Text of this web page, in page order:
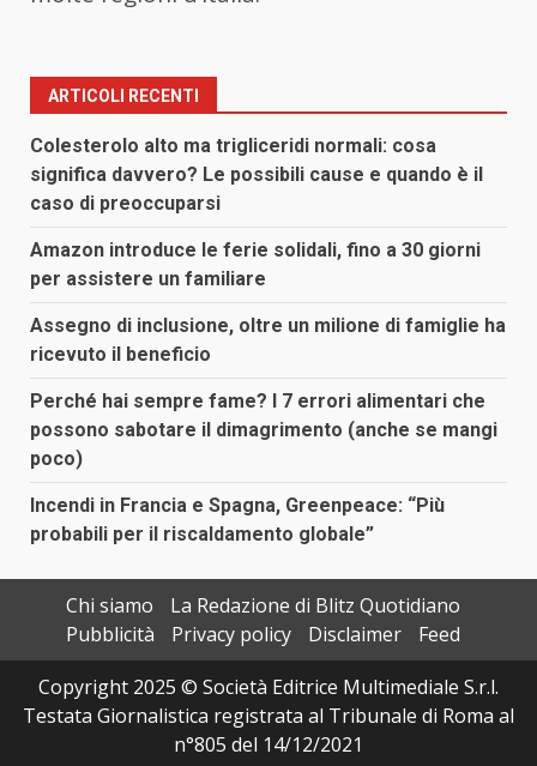
ARTICOLI RECENTI
Colesterolo alto ma trigliceridi normali: cosa
significa davvero? Le possibili cause e quando è il
caso di preoccuparsi
Amazon introduce le ferie solidali, fino a 30 giorni
per assistere un familiare
Assegno di inclusione, oltre un milione di famiglie ha
ricevuto il beneficio
Perché hai sempre fame? I 7 errori alimentari che
possono sabotare il dimagrimento (anche se mangi
poco)
Incendi in Francia e Spagna, Greenpeace: “Più
probabili per il riscaldamento globale”
Chi siamo
La Redazione di Blitz Quotidiano
Pubblicità
Privacy policy Disclaimer
Feed
Copyright 2025 © Società Editrice Multimediale S.r.l.
Testata Giornalistica registrata al Tribunale di Roma al
n°805 del 14/12/2021